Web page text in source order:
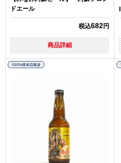
ドエール
税込682円
商品詳細